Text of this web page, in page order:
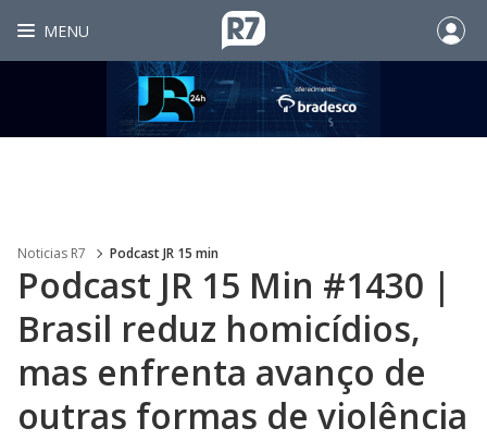
MENU
Noticias R7 Podcast JR 15 min
Podcast JR 15 Min #1430 |
Brasil reduz homicídios,
mas enfrenta avanço de
outras formas de violência